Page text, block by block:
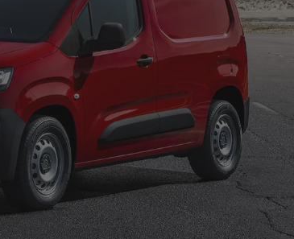
Entdecken sie die
Benötigen Sie für Ihr Business ein spezialisiertes
Citroën Solution Branchenlösungen reichen von der
Transportsicherung über den
und Dreiseitenkipper bis hin zur Biker Solution für
von bis zu zwei Motorrädern.
Branchenlösungen entdecken